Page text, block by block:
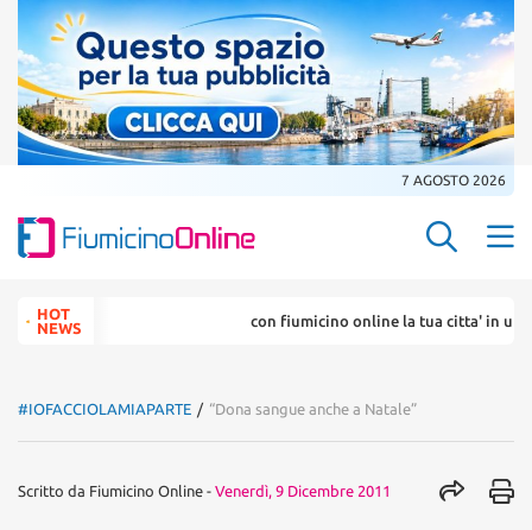
7 AGOSTO 2026
Search
for:HOT
NEWS
con fiumicino online la tua citta' in un ...
#IOFACCIOLAMIAPARTE / “Dona sangue anche a Natale”
Scritto da Fiumicino Online - Venerdì, 9 Dicembre 2011